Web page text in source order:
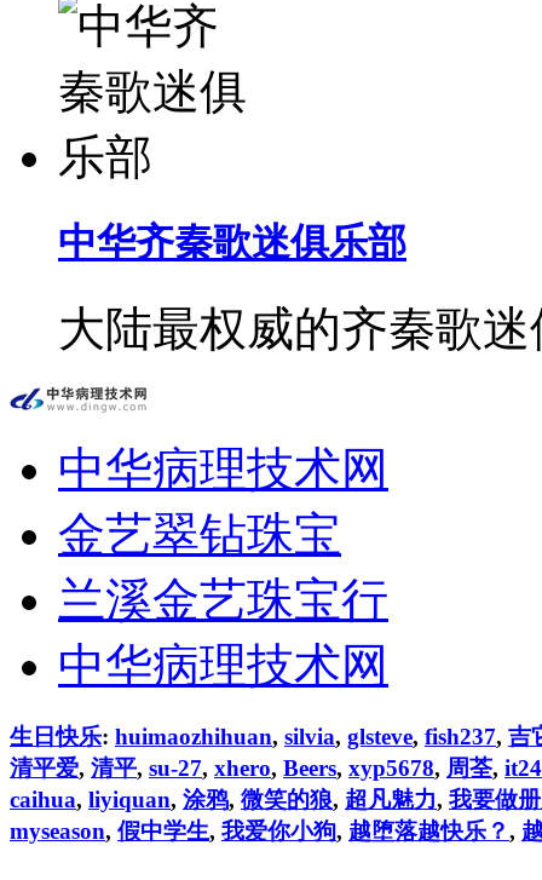
中华齐秦歌迷俱乐部
大陆最权威的齐秦歌
中华病理技术网
金艺翠钻珠宝
兰溪金艺珠宝行
中华病理技术网
生日快乐: huimaozhihuan, silvia, glsteve, fish237, 吉
清平爱, 清平, su-27, xhero, Beers, xyp5678, 周荃, it24
caihua, liyiquan, 涂鸦, 微笑的狼, 超凡魅力, 我要做
myseason, 假中学生, 我爱你小狗, 越堕落越快乐？,